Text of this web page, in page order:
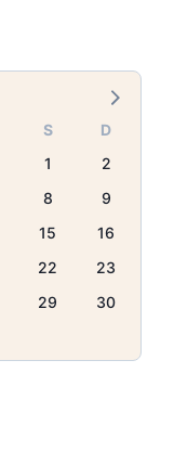
S
D
1
2
8
9
15
16
22
23
29
30